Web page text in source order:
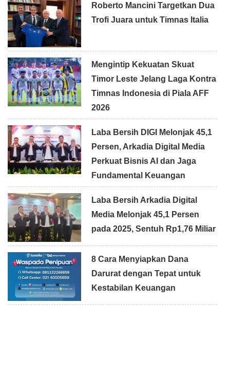
Roberto Mancini Targetkan Dua
Trofi Juara untuk Timnas Italia
Mengintip Kekuatan Skuat
Timor Leste Jelang Laga Kontra
Timnas Indonesia di Piala AFF
2026
Laba Bersih DIGI Melonjak 45,1
Persen, Arkadia Digital Media
Perkuat Bisnis AI dan Jaga
Fundamental Keuangan
Laba Bersih Arkadia Digital
Media Melonjak 45,1 Persen
pada 2025, Sentuh Rp1,76 Miliar
8 Cara Menyiapkan Dana
Darurat dengan Tepat untuk
Kestabilan Keuangan